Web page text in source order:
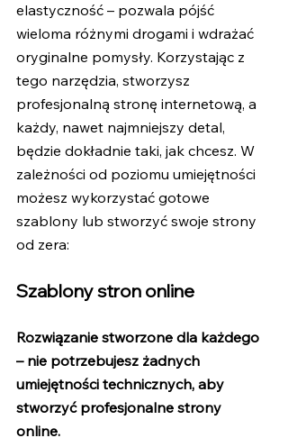
elastyczność – pozwala pójść
wieloma różnymi drogami i wdrażać
oryginalne pomysły. Korzystając z
tego narzędzia, stworzysz
profesjonalną stronę internetową, a
każdy, nawet najmniejszy detal,
będzie dokładnie taki, jak chcesz. W
zależności od poziomu umiejętności
możesz wykorzystać gotowe
szablony lub stworzyć swoje strony
od zera:
Szablony stron online
Rozwiązanie stworzone dla każdego
– nie potrzebujesz żadnych
umiejętności technicznych, aby
stworzyć profesjonalne strony
online.